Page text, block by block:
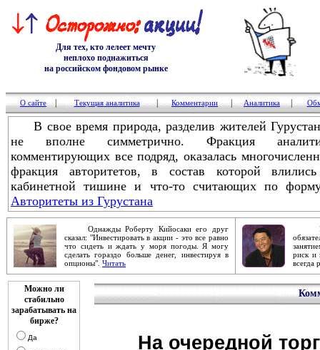
Для тех, кто лелеет мечту
неплохо поднажиться
на российском фондовом рынке
О сайте Текущая аналитика Комментарии Аналитика
В свое время природа, разделив жителей
не вполне симметрично. Фракция
комментирующих все подряд, оказалась
фракция авторитетов, в состав которой
кабинетной тишине и что-то считающих по
Авторитеты из Гурустана
Однажды Роберту Кийосаки его друг
сказал: "Инвестировать в акции - это все равно
что сидеть и ждать у моря погоды. Я могу
сделать гораздо больше денег, инвестируя в
опционы". Читать
риск и
всегда
Можно ли
стабильно
зарабатывать на
бирже?
Да
На очередной